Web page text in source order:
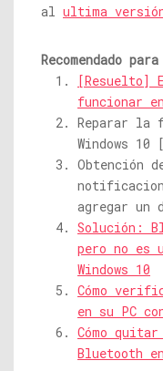
al ultima
Recomendado
[Resuelto]
funcionar
Reparar la
Windows
Obtención
agregar un
Solución:
pero no es
Windows 10
Cómo
en su PC
Cómo
Bluetooth